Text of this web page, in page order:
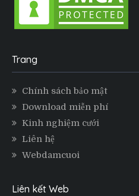
Trang
Chính sách bảo mật
Download miễn phí
Kinh nghiệm cưới
Liên hệ
Webdamcuoi
Liên kết Web